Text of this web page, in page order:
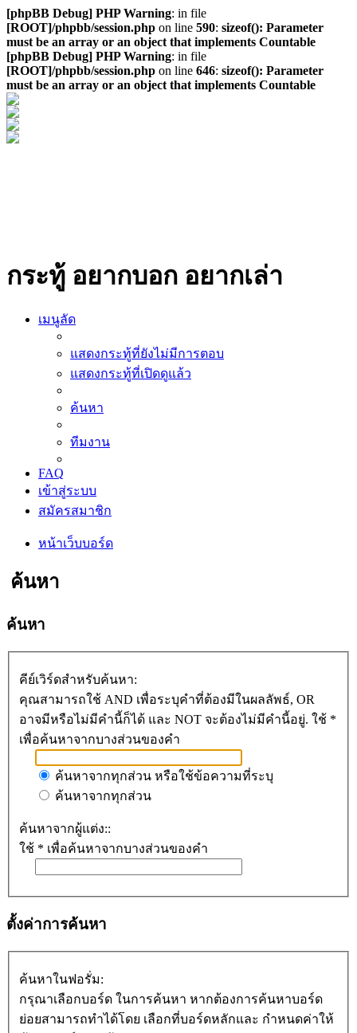
[phpBB Debug] PHP Warning: in file
[ROOT]/phpbb/session.php on line 590: sizeof(): Parameter
must be an array or an object that implements Countable
[phpBB Debug] PHP Warning: in file
[ROOT]/phpbb/session.php on line 646: sizeof(): Parameter
must be an array or an object that implements Countable
กระทู้ อยากบอก อยากเล่า
เมนูลัด
แสดงกระทู้ที่ยังไม่มีการตอบ
แสดงกระทู้ที่เปิดดูแล้ว
ค้นหา
ทีมงาน
FAQ
เข้าสู่ระบบ
สมัครสมาชิก
หน้าเว็บบอร์ด
ค้นหา
ค้นหา
คีย์เวิร์ดสำหรับค้นหา:
คุณสามารถใช้ AND เพื่อระบุคำที่ต้องมีในผลลัพธ์, OR
อาจมีหรือไม่มีคำนี้ก็ได้ และ NOT จะต้องไม่มีคำนี้อยู่. ใช้ *
เพื่อค้นหาจากบางส่วนของคำ
ค้นหาจากทุกส่วน หรือใช้ข้อความที่ระบุ
ค้นหาจากทุกส่วน
ค้นหาจากผู้แต่ง::
ใช้ * เพื่อค้นหาจากบางส่วนของคำ
ตั้งค่าการค้นหา
ค้นหาในฟอรั่ม:
กรุณาเลือกบอร์ด ในการค้นหา หากต้องการค้นหาบอร์ด
ย่อยสามารถทำได้โดย เลือกที่บอร์ดหลักและ กำหนดค่าให้